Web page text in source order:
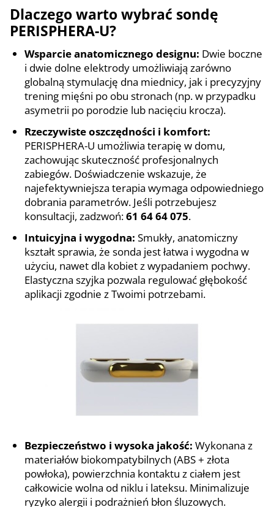
Dlaczego warto wybrać sondę
PERISPHERA-U?
Wsparcie anatomicznego designu: Dwie boczne
i dwie dolne elektrody umożliwiają zarówno
globalną stymulację dna miednicy, jak i precyzyjny
trening mięśni po obu stronach (np. w przypadku
asymetrii po porodzie lub nacięciu krocza).
Rzeczywiste oszczędności i komfort:
PERISPHERA-U umożliwia terapię w domu,
zachowując skuteczność profesjonalnych
zabiegów. Doświadczenie wskazuje, że
najefektywniejsza terapia wymaga odpowiedniego
dobrania parametrów. Jeśli potrzebujesz
konsultacji, zadzwoń:61 64 64 075.
Intuicyjna i wygodna: Smukły, anatomiczny
kształt sprawia, że sonda jest łatwa i wygodna w
użyciu, nawet dla kobiet z wypadaniem pochwy.
Elastyczna szyjka pozwala regulować głębokość
aplikacji zgodnie z Twoimi potrzebami.
Bezpieczeństwo i wysoka jakość: Wykonana z
materiałów biokompatybilnych (ABS + złota
powłoka), powierzchnia kontaktu z ciałem jest
całkowicie wolna od niklu i lateksu. Minimalizuje
ryzyko alergii i podrażnień błon śluzowych.